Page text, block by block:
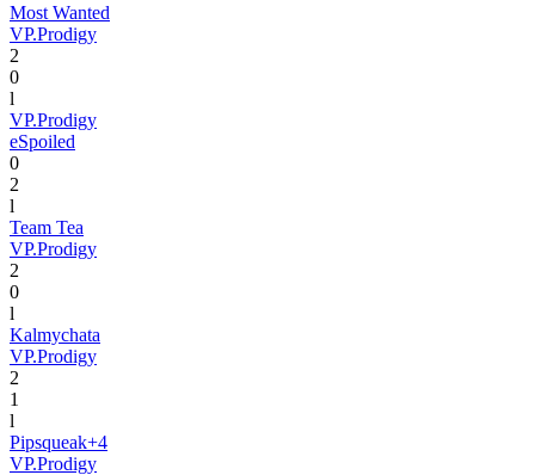
Most Wanted
VP.Prodigy
2
0
l
VP.Prodigy
eSpoiled
0
2
l
Team Tea
VP.Prodigy
2
0
l
Kalmychata
VP.Prodigy
2
1
l
Pipsqueak+4
VP.Prodigy